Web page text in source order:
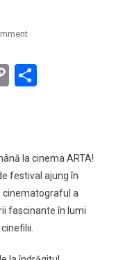
on
filme
a
Copy
la cinema ARTA!
festival ajung în
cinematograful a
fascinante în lumi